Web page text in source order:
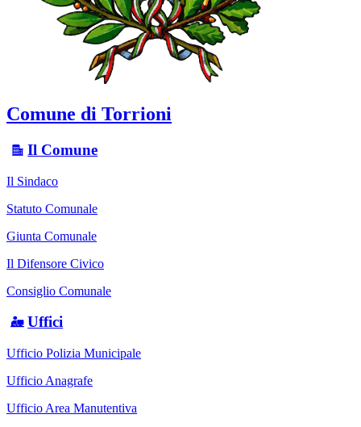
Comune di Torrioni
Il Comune
Il Sindaco
Statuto Comunale
Giunta Comunale
Il Difensore Civico
Consiglio Comunale
Uffici
Ufficio Polizia Municipale
Ufficio Anagrafe
Ufficio Area Manutentiva